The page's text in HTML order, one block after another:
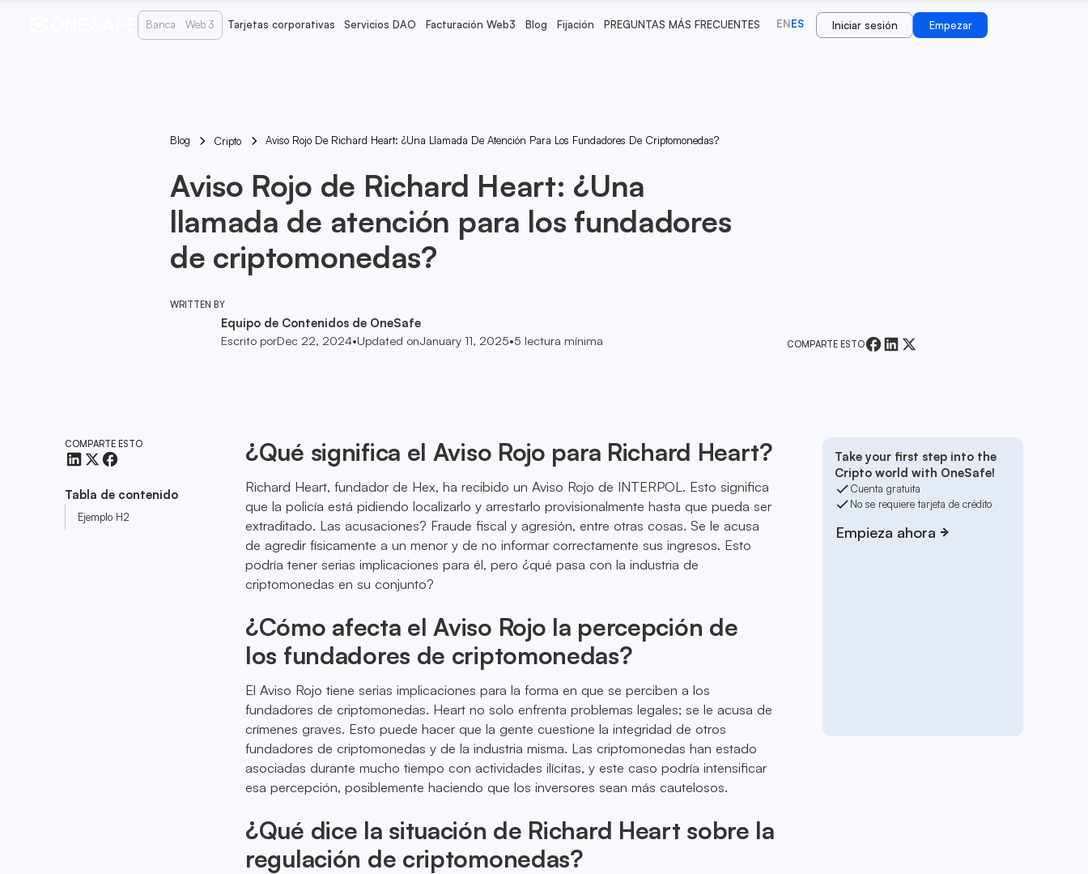
Banca Web 3 Tarjetas corporativas Servicios DAO Facturación Web3 Blog Fijación PREGUNTAS MÁS FRECUENTES ENES Iniciar sesión Empezar
Blog Cripto Aviso Rojo De Richard Heart: ¿Una Llamada De Atención Para Los Fundadores De Criptomonedas?
Aviso Rojo de Richard Heart: ¿Una
llamada de atención para los fundadores
de criptomonedas?
WRITTEN BY
Equipo de Contenidos de OneSafe
Escrito porDec 22, 2024•Updated onJanuary 11, 2025•5 lectura mínima COMPARTE ESTO
COMPARTE ESTO
Tabla de contenido
Ejemplo H2
¿Qué significa el Aviso Rojo para Richard Heart?
Richard Heart, fundador de Hex, ha recibido un Aviso Rojo de INTERPOL. Esto significa
que la policía está pidiendo localizarlo y arrestarlo provisionalmente hasta que pueda ser
extraditado. Las acusaciones? Fraude fiscal y agresión, entre otras cosas. Se le acusa
de agredir físicamente a un menor y de no informar correctamente sus ingresos. Esto
podría tener serias implicaciones para él, pero ¿qué pasa con la industria de
criptomonedas en su conjunto?
¿Cómo afecta el Aviso Rojo la percepción de
los fundadores de criptomonedas?
El Aviso Rojo tiene serias implicaciones para la forma en que se perciben a los
fundadores de criptomonedas. Heart no solo enfrenta problemas legales; se le acusa de
crímenes graves. Esto puede hacer que la gente cuestione la integridad de otros
fundadores de criptomonedas y de la industria misma. Las criptomonedas han estado
asociadas durante mucho tiempo con actividades ilícitas, y este caso podría intensificar
esa percepción, posiblemente haciendo que los inversores sean más cautelosos.
¿Qué dice la situación de Richard Heart sobre la
regulación de criptomonedas?
Take your first step into the
Cripto world with OneSafe!
Cuenta gratuita
No se requiere tarjeta de crédito
Empieza ahora